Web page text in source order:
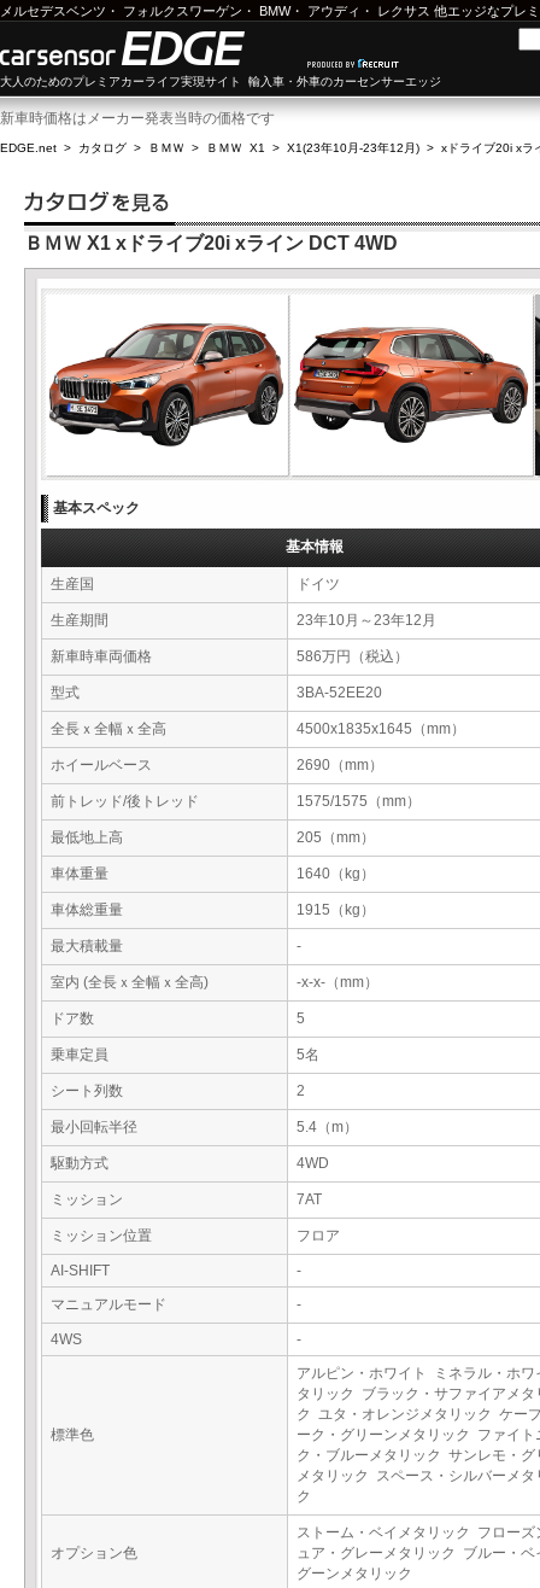
メルセデスベンツ ・ フォルクスワーゲン ・ BMW・ アウディ ・ レクサス 他エッジなプレ
大人のためのプレミアカーライフ実現サイト 輸入車・外車のカーセンサーエッジ
新車時価格はメーカー発表当時の価格です
EDGE.net > カタログ > ＢＭＷ > ＢＭＷ X1 > X1(23年10月-23年12月) > xドライブ20i xラ
ＢＭＷ X1 xドライブ20i xライン DCT 4WD
基本スペック
基本情報
生産国 ドイツ
生産期間 23年10月～23年12月
新車時車両価格 586万円（税込）
型式 3BA-52EE20
全長ｘ全幅ｘ全高 4500x1835x1645（mm）
ホイールベース 2690（mm）
前トレッド/後トレッド 1575/1575（mm）
最低地上高 205（mm）
車体重量 1640（kg）
車体総重量 1915（kg）
最大積載量 -
室内 (全長ｘ全幅ｘ全高) -x-x-（mm）
ドア数 5
乗車定員 5名
シート列数 2
最小回転半径 5.4（m）
駆動方式 4WD
ミッション 7AT
ミッション位置 フロア
AI-SHIFT
-
マニュアルモード
-
4WS -
標準色
アルピン・ホワイト ミネラル・ホワ
タリック ブラック・サファイアメタ
ク ユタ・オレンジメタリック ケー
ーク・グリーンメタリック ファイト
ク・ブルーメタリック サンレモ・グ
メタリック スペース・シルバーメタ
ク
オプション色
ストーム・ベイメタリック フローズ
ュア・グレーメタリック ブルー・ベ
グーンメタリック